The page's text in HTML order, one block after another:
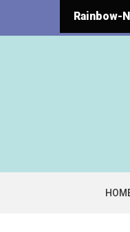
Rainbow-